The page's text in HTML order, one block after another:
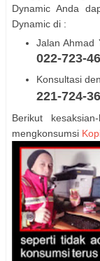
Dynamic Anda
Dynamic di :
Jalan Ahmad
022-723-
Konsultasi
221-724-
Berikut
mengkonsumsi